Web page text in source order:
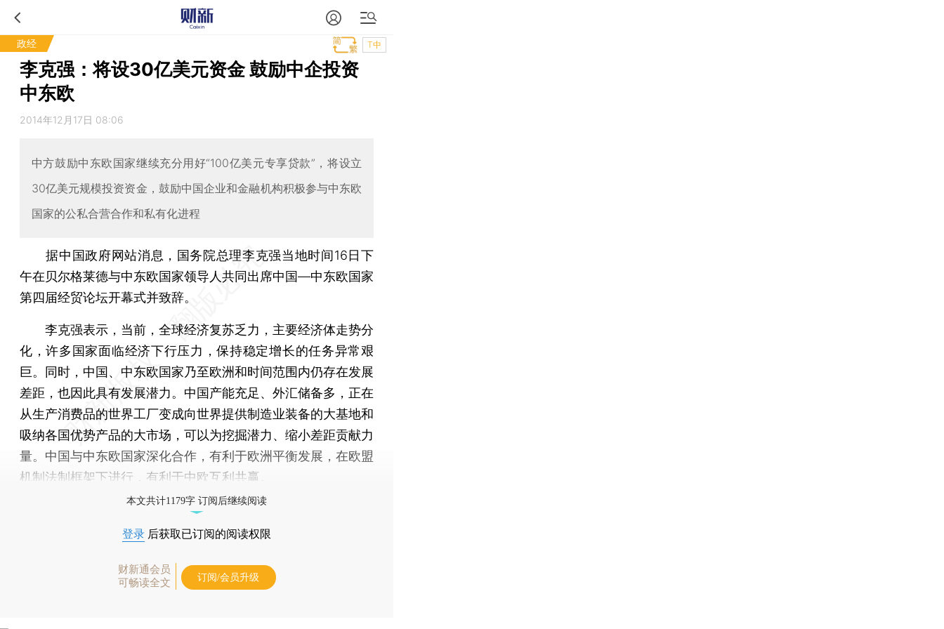
政经 T中
李克强：将设30亿美元资金 鼓励中企投资
中东欧
2014年12月17日 08:06
中方鼓励中东欧国家继续充分用好“100亿美元专享贷款”，将设立
30亿美元规模投资资金，鼓励中国企业和金融机构积极参与中东欧
国家的公私合营合作和私有化进程
据中国政府网站消息，国务院总理李克强当地时间16日下
午在贝尔格莱德与中东欧国家领导人共同出席中国—中东欧国家
第四届经贸论坛开幕式并致辞。
李克强表示，当前，全球经济复苏乏力，主要经济体走势分
化，许多国家面临经济下行压力，保持稳定增长的任务异常艰
巨。同时，中国、中东欧国家乃至欧洲和时间范围内仍存在发展
差距，也因此具有发展潜力。中国产能充足、外汇储备多，正在
从生产消费品的世界工厂变成向世界提供制造业装备的大基地和
吸纳各国优势产品的大市场，可以为挖掘潜力、缩小差距贡献力
量。中国与中东欧国家深化合作，有利于欧洲平衡发展，在欧盟
机制法制框架下进行，有利于中欧互利共赢。
本文共计1179字 订阅后继续阅读
登录 后获取已订阅的阅读权限
财新通会员
可畅读全文
订阅/会员升级